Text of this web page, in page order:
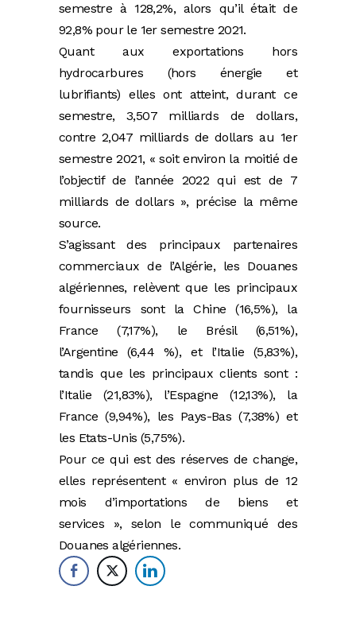
semestre à 128,2%, alors qu’il était de
92,8% pour le 1er semestre 2021.
Quant aux exportations hors
hydrocarbures (hors énergie et
lubrifiants) elles ont atteint, durant ce
semestre, 3,507 milliards de dollars,
contre 2,047 milliards de dollars au 1er
semestre 2021, « soit environ la moitié de
l’objectif de l’année 2022 qui est de 7
milliards de dollars », précise la même
source.
S’agissant des principaux partenaires
commerciaux de l’Algérie, les Douanes
algériennes, relèvent que les principaux
fournisseurs sont la Chine (16,5%), la
France (7,17%), le Brésil (6,51%),
l’Argentine (6,44 %), et l’Italie (5,83%),
tandis que les principaux clients sont :
l’Italie (21,83%), l’Espagne (12,13%), la
France (9,94%), les Pays-Bas (7,38%) et
les Etats-Unis (5,75%).
Pour ce qui est des réserves de change,
elles représentent « environ plus de 12
mois d’importations de biens et
services », selon le communiqué des
Douanes algériennes.